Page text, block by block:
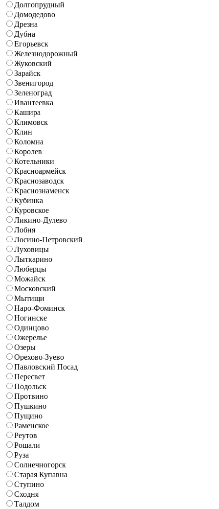
Долгопрудный
Домодедово
Дрезна
Дубна
Егорьевск
Железнодорожный
Жуковский
Зарайск
Звенигород
Зеленоград
Ивантеевка
Кашира
Климовск
Клин
Коломна
Королев
Котельники
Красноармейск
Краснозаводск
Краснознаменск
Кубинка
Куровское
Ликино-Дулево
Лобня
Лосино-Петровский
Луховицы
Лыткарино
Люберцы
Можайск
Московский
Мытищи
Наро-Фоминск
Ногинске
Одинцово
Ожерелье
Озеры
Орехово-Зуево
Павловский Посад
Пересвет
Подольск
Протвино
Пушкино
Пущино
Раменское
Реутов
Рошали
Руза
Солнечногорск
Старая Купавна
Ступино
Сходня
Талдом